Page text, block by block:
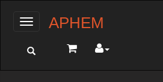
МенюАРНЕМ